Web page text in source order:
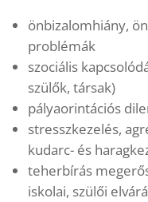
önbizalomhiány,
problémák
szociális
szülők, társak)
pályaorintációs
stresszkezelés,
kudarc- és
teherbírás
iskolai, szülői